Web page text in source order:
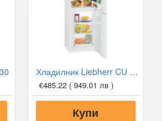
Хладилник Liebherr CU 331 SmartFrost
€485.22 ( 949.01 лв )
Купи